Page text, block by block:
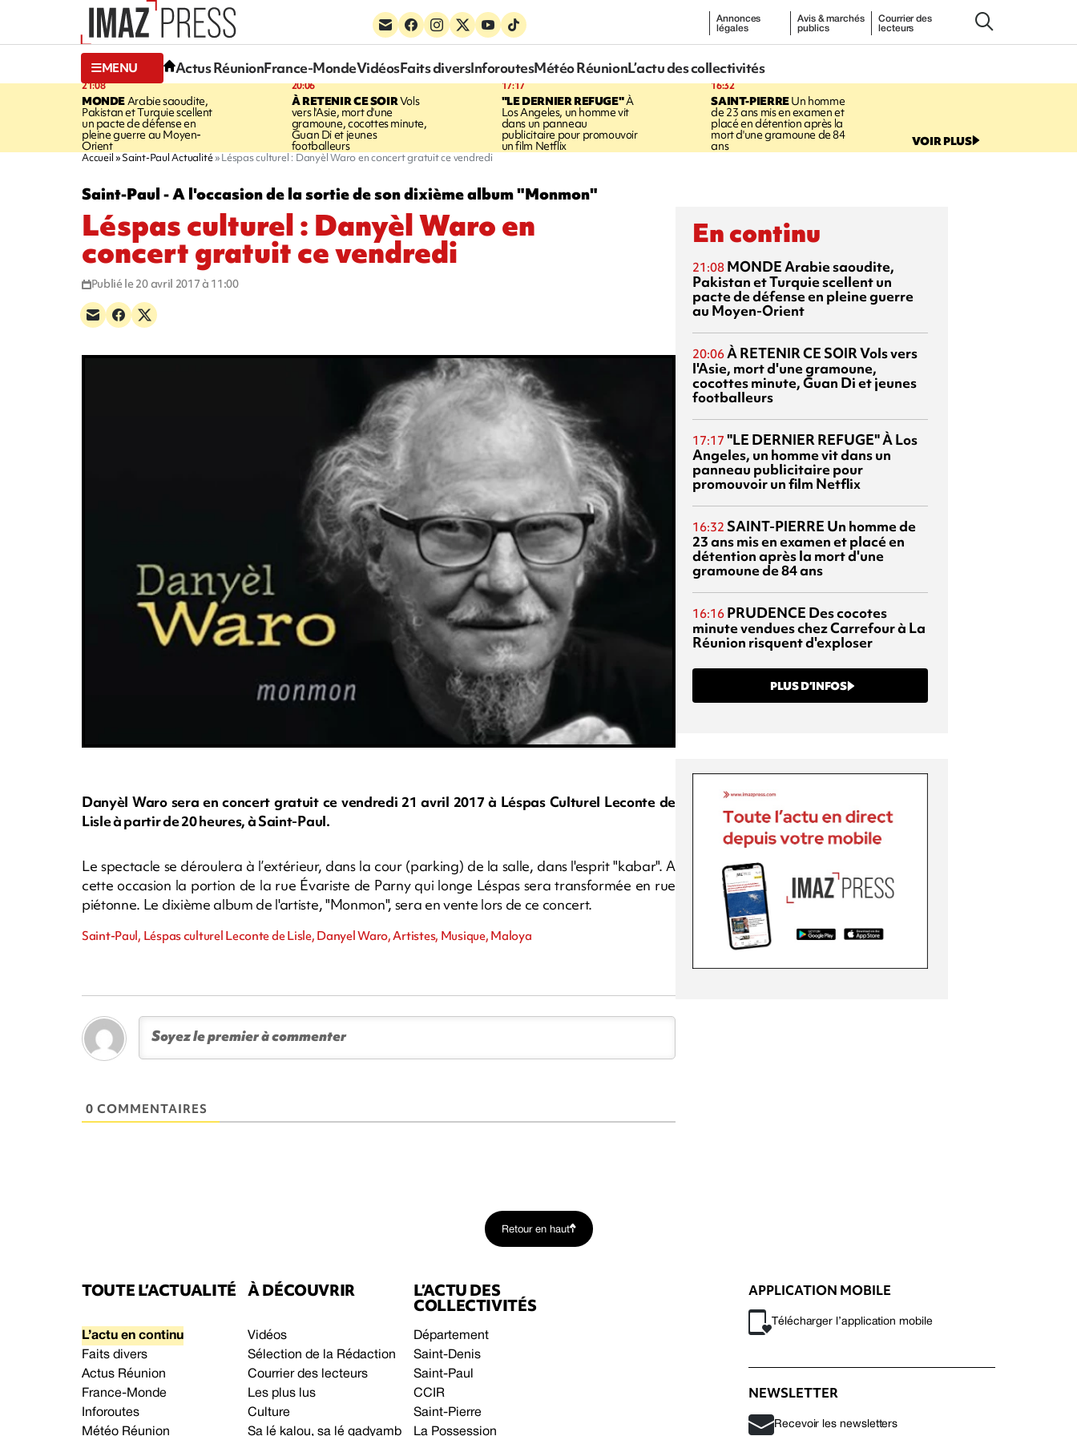
Annonces
légales
Avis & marchés
publics
Courrier des
lecteurs
MENU Actus RéunionFrance-MondeVidéosFaits diversInforoutesMétéo RéunionL’actu des collectivités
21:08
MONDE Arabie saoudite,
Pakistan et Turquie scellent
un pacte de défense en
pleine guerre au Moyen-
Orient
20:06
À RETENIR CE SOIRVols
vers l'Asie, mort d'une
gramoune, cocottes minute,
Guan Di et jeunes
footballeurs
17:17
"LE DERNIER REFUGE"À
Los Angeles, un homme vit
dans un panneau
publicitaire pour promouvoir
un film Netflix
16:32
SAINT-PIERREUn homme
de 23 ans mis en examen et
placé en détention après la
mort d'une gramoune de 84
ans VOIR PLUS
Accueil Saint-Paul Actualité Léspas culturel : Danyèl Waro en concert gratuit ce vendredi
Saint-Paul - A l'occasion de la sortie de son dixième album "Monmon"
Léspas culturel : Danyèl Waro en
concert gratuit ce vendredi
Publié le 20 avril 2017 à 11:00
Danyèl Waro sera en concert gratuit ce vendredi 21 avril 2017 à Léspas Culturel Leconte de
Lisle à partir de 20 heures, à Saint-Paul.
Le spectacle se déroulera à l’extérieur, dans la cour (parking) de la salle, dans l'esprit "kabar". A
cette occasion la portion de la rue Évariste de Parny qui longe Léspas sera transformée en rue
piétonne. Le dixième album de l'artiste, "Monmon", sera en vente lors de ce concert.
Saint-Paul, Léspas culturel Leconte de Lisle, Danyel Waro, Artistes, Musique, Maloya
0 COMMENTAIRES
En continu
21:08 MONDEArabie saoudite,
Pakistan et Turquie scellent un
pacte de défense en pleine guerre
au Moyen-Orient
20:06À RETENIR CE SOIRVols vers
l'Asie, mort d'une gramoune,
cocottes minute, Guan Di et jeunes
footballeurs
17:17 "LE DERNIER REFUGE"À Los
Angeles, un homme vit dans un
panneau publicitaire pour
promouvoir un film Netflix
16:32 SAINT-PIERRE Un homme de
23 ans mis en examen et placé en
détention après la mort d'une
gramoune de 84 ans
16:16 PRUDENCE Des cocotes
minute vendues chez Carrefour à La
Réunion risquent d'exploser
PLUS D’INFOS
Retour en haut
TOUTE L’ACTUALITÉ
L’actu en continu
Faits divers
Actus Réunion
France-Monde
Inforoutes
Météo Réunion
À DÉCOUVRIR
Vidéos
Sélection de la Rédaction
Courrier des lecteurs
Les plus lus
Culture
Sa lé kalou, sa lé gadyamb
L’ACTU DES
COLLECTIVITÉS
Département
Saint-Denis
Saint-Paul
CCIR
Saint-Pierre
La Possession
APPLICATION MOBILE
Télécharger l’application mobile
NEWSLETTER
Recevoir les newsletters